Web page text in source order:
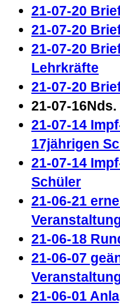
21-07-20
21-07-20
21-07-20
Lehrkräfte
21-07-20
21-07-16
21-07-14
17jährigen
21-07-14
Schüler
21-06-21
21-06-18
21-06-07
21-06-01